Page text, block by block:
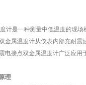
计是一种测量中低温度的现
金属温度计从仪表内部充耐
电接点双金属温度计广泛应用
理